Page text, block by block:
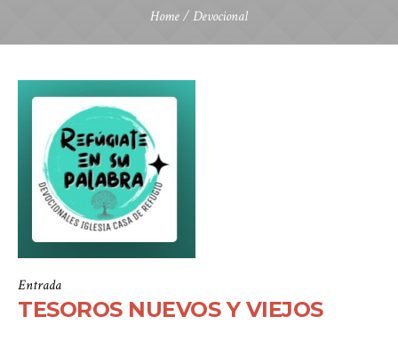
Home/Devocional
Entrada
TESOROS NUEVOS Y VIEJOS